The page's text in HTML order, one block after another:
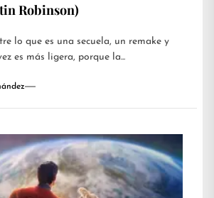
Robinson)
lo que es una secuela, un remake y
es más ligera, porque la...